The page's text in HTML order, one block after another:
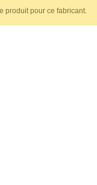
produit pour ce fabricant.